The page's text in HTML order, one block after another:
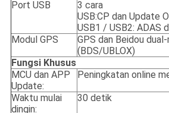
Port USB
3 cara
USB:CP dan Update
USB1 / USB2: ADAS
Modul GPS
GPS dan Beidou
(BDS/UBLOX)
Fungsi Khusus
MCU dan APP
Update:
Peningkatan online
Waktu mulai
dingin:
30 detik